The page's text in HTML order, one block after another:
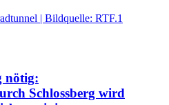
nötig:
Schlossberg wird